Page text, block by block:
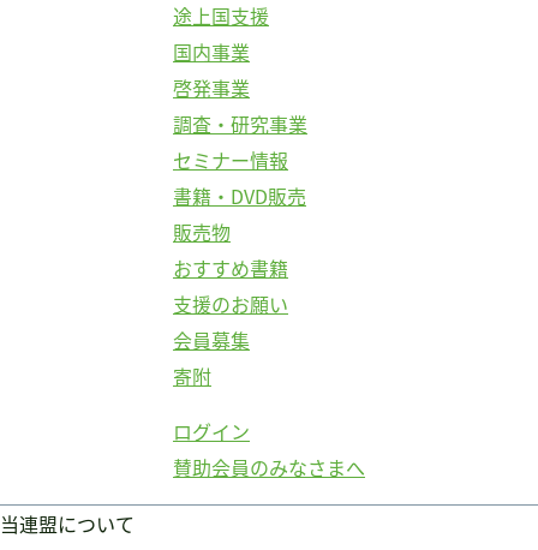
途上国支援
国内事業
啓発事業
調査・研究事業
セミナー情報
書籍・DVD販売
販売物
おすすめ書籍
支援のお願い
会員募集
寄附
ログイン
賛助会員のみなさまへ
当連盟について
ログイン